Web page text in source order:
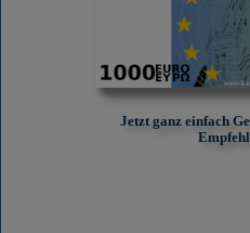
Jetzt ganz einfach